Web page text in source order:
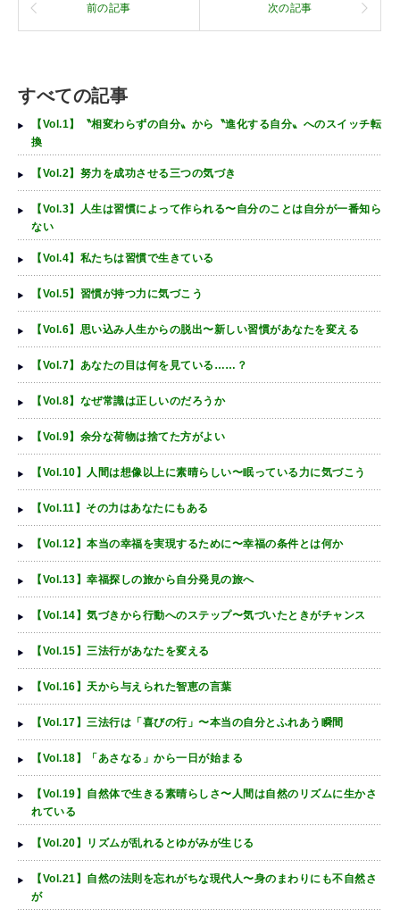
前の記事 次の記事
すべての記事
【Vol.1】〝相変わらずの自分〟から〝進化する自分〟へのスイッチ転
換
【Vol.2】努力を成功させる三つの気づき
【Vol.3】人生は習慣によって作られる〜自分のことは自分が一番知ら
ない
【Vol.4】私たちは習慣で生きている
【Vol.5】習慣が持つ力に気づこう
【Vol.6】思い込み人生からの脱出〜新しい習慣があなたを変える
【Vol.7】あなたの目は何を見ている……？
【Vol.8】なぜ常識は正しいのだろうか
【Vol.9】余分な荷物は捨てた方がよい
【Vol.10】人間は想像以上に素晴らしい〜眠っている力に気づこう
【Vol.11】その力はあなたにもある
【Vol.12】本当の幸福を実現するために〜幸福の条件とは何か
【Vol.13】幸福探しの旅から自分発見の旅へ
【Vol.14】気づきから行動へのステップ〜気づいたときがチャンス
【Vol.15】三法行があなたを変える
【Vol.16】天から与えられた智恵の言葉
【Vol.17】三法行は「喜びの行」〜本当の自分とふれあう瞬間
【Vol.18】「あさなる」から一日が始まる
【Vol.19】自然体で生きる素晴らしさ〜人間は自然のリズムに生かさ
れている
【Vol.20】リズムが乱れるとゆがみが生じる
【Vol.21】自然の法則を忘れがちな現代人〜身のまわりにも不自然さ
が